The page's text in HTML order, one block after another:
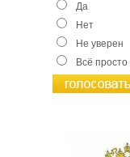
Да
Нет
Не уверен
Всё просто